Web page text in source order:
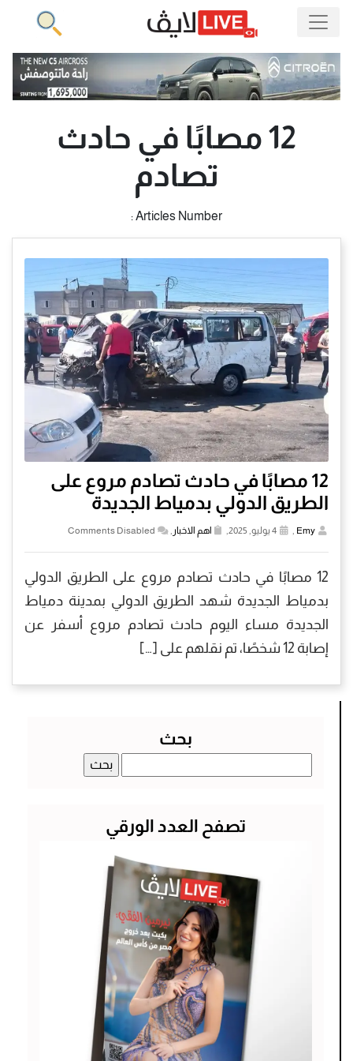
12 مصابًا في حادث
تصادم
Articles Number :
12 مصابًا في حادث تصادم مروع على
الطريق الدولي بدمياط الجديدة
Emy اهم الاخبار Comments Disabled
12 مصابًا في حادث تصادم مروع على الطريق الدولي
بدمياط الجديدة شهد الطريق الدولي بمدينة دمياط
الجديدة مساء اليوم حادث تصادم مروع أسفر عن
إصابة 12 شخصًا، تم نقلهم على […]
بحث
عن:
تصفح العدد الورقي